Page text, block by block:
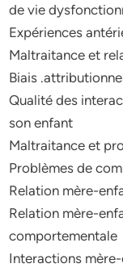
de vie
Expériences
Maltraitance et
Biais
Qualité des
son enfant
Maltraitance et
Problèmes de
Relation mère-
Relation mère-
comportementale
Interactions